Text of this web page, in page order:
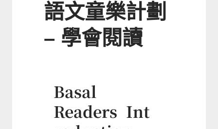
語文童樂計劃
– 學會閱讀
Basal
Readers Int